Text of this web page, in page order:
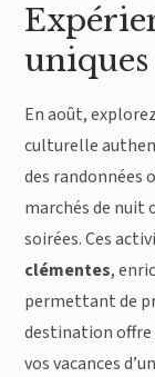
En août,
culturelle
des randonnées
marchés de nuit
soirées. Ces
clémentes,
permettant de
destination offre
vos vacances